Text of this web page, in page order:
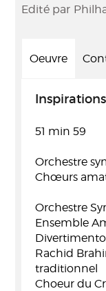
Edité par
Oeuvre
51 min 59
Orchestre
Chœurs
Orchestre
Ensemble
Divertimento
Rachid
traditionnel
Choeur du